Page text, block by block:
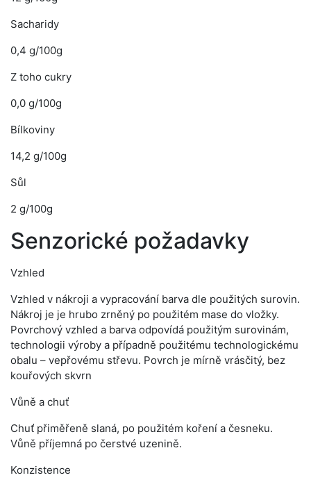
Sacharidy
0,4 g/100g
Z toho cukry
0,0 g/100g
Bílkoviny
14,2 g/100g
Sůl
2 g/100g
Senzorické požadavky
Vzhled
Vzhled v nákroji a vypracování barva dle použitých surovin.
Nákroj je je hrubo zrněný po použitém mase do vložky.
Povrchový vzhled a barva odpovídá použitým surovinám,
technologii výroby a případně použitému technologickému
obalu – vepřovému střevu. Povrch je mírně vrásčitý, bez
kouřových skvrn
Vůně a chuť
Chuť přiměřeně slaná, po použitém koření a česneku.
Vůně příjemná po čerstvé uzenině.
Konzistence